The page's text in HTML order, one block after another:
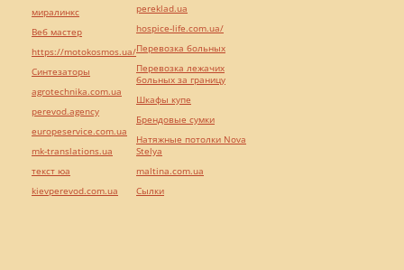
миралинкс
Веб мастер
https://motokosmos.ua/
Синтезаторы
agrotechnika.com.ua
perevod.agency
europeservice.com.ua
mk-translations.ua
текст юа
kievperevod.com.ua
pereklad.ua
hospice-life.com.ua/
Перевозка больных
Перевозка лежачих
больных за границу
Шкафы купе
Брендовые сумки
Натяжные потолки Nova
Stelya
maltina.com.ua
Cылки